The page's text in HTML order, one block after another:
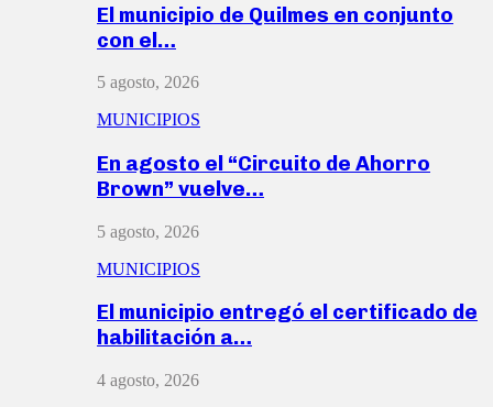
El municipio de Quilmes en conjunto
con el…
5 agosto, 2026
MUNICIPIOS
En agosto el “Circuito de Ahorro
Brown” vuelve…
5 agosto, 2026
MUNICIPIOS
El municipio entregó el certificado de
habilitación a…
4 agosto, 2026